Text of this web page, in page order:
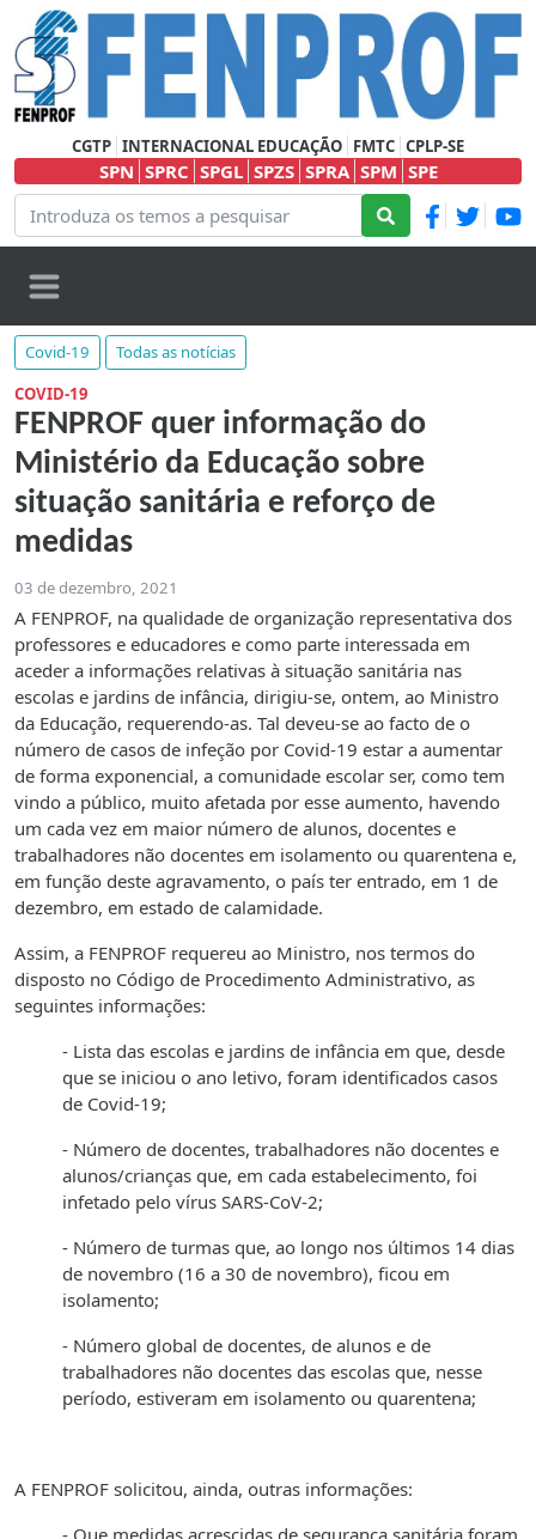
CGTP INTERNACIONAL EDUCAÇÃO FMTC CPLP-SE
SPN SPRC SPGL SPZS SPRA SPM SPE
Covid-19
Todas as notícias
COVID-19
FENPROF quer informação do
Ministério da Educação sobre
situação sanitária e reforço de
medidas
03 de dezembro, 2021
A FENPROF, na qualidade de organização representativa dos
professores e educadores e como parte interessada em
aceder a informações relativas à situação sanitária nas
escolas e jardins de infância, dirigiu-se, ontem, ao Ministro
da Educação, requerendo-as. Tal deveu-se ao facto de o
número de casos de infeção por Covid-19 estar a aumentar
de forma exponencial, a comunidade escolar ser, como tem
vindo a público, muito afetada por esse aumento, havendo
um cada vez em maior número de alunos, docentes e
trabalhadores não docentes em isolamento ou quarentena e,
em função deste agravamento, o país ter entrado, em 1 de
dezembro, em estado de calamidade.
Assim, a FENPROF requereu ao Ministro, nos termos do
disposto no Código de Procedimento Administrativo, as
seguintes informações:
- Lista das escolas e jardins de infância em que, desde
que se iniciou o ano letivo, foram identificados casos
de Covid-19;
- Número de docentes, trabalhadores não docentes e
alunos/crianças que, em cada estabelecimento, foi
infetado pelo vírus SARS-CoV-2;
- Número de turmas que, ao longo nos últimos 14 dias
de novembro (16 a 30 de novembro), ficou em
isolamento;
- Número global de docentes, de alunos e de
trabalhadores não docentes das escolas que, nesse
período, estiveram em isolamento ou quarentena;
A FENPROF solicitou, ainda, outras informações: